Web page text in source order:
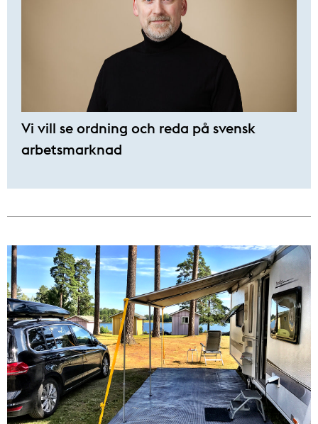
Vi vill se ordning och reda på svensk
arbetsmarknad